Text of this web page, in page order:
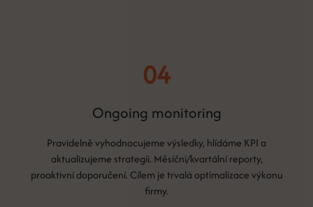
04
Ongoing monitoring
Pravidelně vyhodnocujeme výsledky, hlídáme KPI a
aktualizujeme strategii. Měsíční/kvartální reporty,
proaktivní doporučení. Cílem je trvalá optimalizace výkonu
firmy.